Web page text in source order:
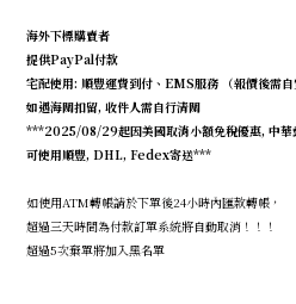
海外下標購賣者
提供PayPal付款
宅配使用: 順豐運費到付、EMS服務 （報價後需自
如遇海關扣留, 收件人需自行清關
***2025/08/29起因美國取消小額免稅優惠, 中華
可使用順豐, DHL, Fedex寄送***
如使用ATM轉帳請於下單後24小時內匯款轉帳，
超過三天時間為付款訂單系統將自動取消！！！
超過5次棄單將加入黑名單